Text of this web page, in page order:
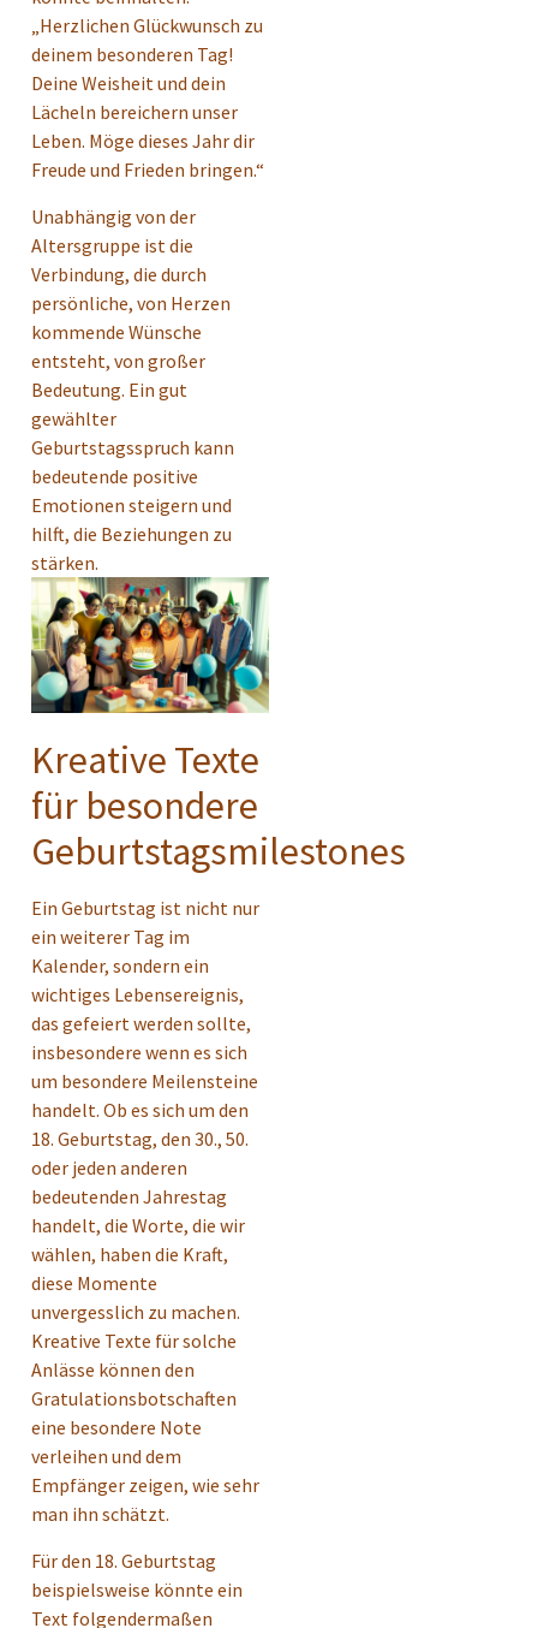
„Herzlichen Glückwunsch zu
deinem besonderen Tag!
Deine Weisheit und dein
Lächeln bereichern unser
Leben. Möge dieses Jahr dir
Freude und Frieden bringen.“
Unabhängig von der
Altersgruppe ist die
Verbindung, die durch
persönliche, von Herzen
kommende Wünsche
entsteht, von großer
Bedeutung. Ein gut
gewählter
Geburtstagsspruch kann
bedeutende positive
Emotionen steigern und
hilft, die Beziehungen zu
stärken.
Kreative Texte
für besondere
Geburtstagsmilestones
Ein Geburtstag ist nicht nur
ein weiterer Tag im
Kalender, sondern ein
wichtiges Lebensereignis,
das gefeiert werden sollte,
insbesondere wenn es sich
um besondere Meilensteine
handelt. Ob es sich um den
18. Geburtstag, den 30., 50.
oder jeden anderen
bedeutenden Jahrestag
handelt, die Worte, die wir
wählen, haben die Kraft,
diese Momente
unvergesslich zu machen.
Kreative Texte für solche
Anlässe können den
Gratulationsbotschaften
eine besondere Note
verleihen und dem
Empfänger zeigen, wie sehr
man ihn schätzt.
Für den 18. Geburtstag
beispielsweise könnte ein
Text folgendermaßen